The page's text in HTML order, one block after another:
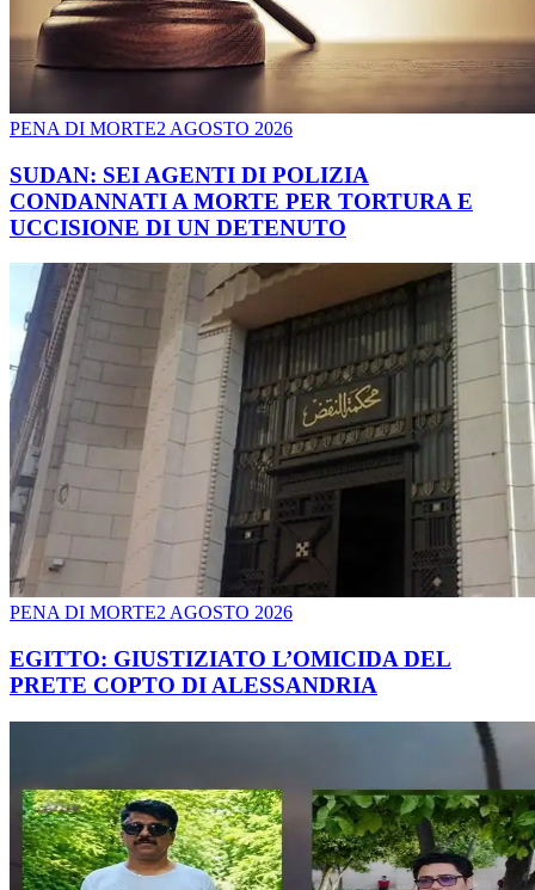
PENA DI MORTE2 AGOSTO 2026
SUDAN: SEI AGENTI DI POLIZIA
CONDANNATI A MORTE PER TORTURA E
UCCISIONE DI UN DETENUTO
PENA DI MORTE2 AGOSTO 2026
EGITTO: GIUSTIZIATO L’OMICIDA DEL
PRETE COPTO DI ALESSANDRIA